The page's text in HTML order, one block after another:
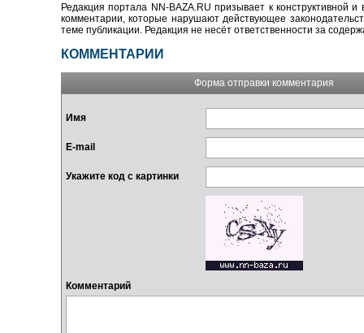
Редакция портала NN-BAZA.RU призывает к конструктивной
комментарии, которые нарушают действующее
теме публикации. Редакция не несёт ответственности за
КОММЕНТАРИИ
Форма отправки комментария
Имя
E-mail
Укажите код с картинки
Комментарий